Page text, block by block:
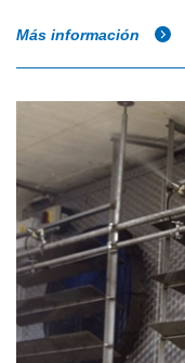
Más información